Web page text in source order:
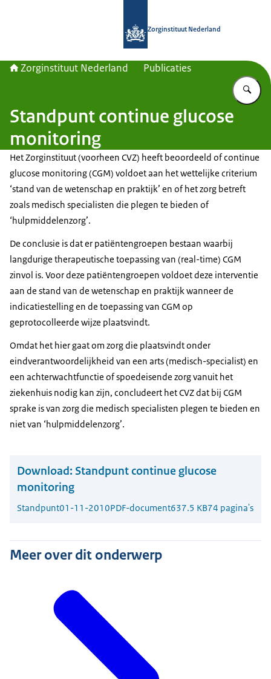
Zorginstituut Nederland
Zorginstituut Nederland Publicaties
Standpunt continue glucose
monitoring
Het Zorginstituut (voorheen CVZ) heeft beoordeeld of continue
glucose monitoring (CGM) voldoet aan het wettelijke criterium
‘stand van de wetenschap en praktijk’ en of het zorg betreft
zoals medisch specialisten die plegen te bieden of
‘hulpmiddelenzorg’.
De conclusie is dat er patiëntengroepen bestaan waarbij
langdurige therapeutische toepassing van (real-time) CGM
zinvol is. Voor deze patiëntengroepen voldoet deze interventie
aan de stand van de wetenschap en praktijk wanneer de
indicatiestelling en de toepassing van CGM op
geprotocolleerde wijze plaatsvindt.
Omdat het hier gaat om zorg die plaatsvindt onder
eindverantwoordelijkheid van een arts (medisch-specialist) en
een achterwachtfunctie of spoedeisende zorg vanuit het
ziekenhuis nodig kan zijn, concludeert het CVZ dat bij CGM
sprake is van zorg die medisch specialisten plegen te bieden en
niet van ‘hulpmiddelenzorg’.
Download: Standpunt continue glucose
monitoring
Standpunt01-11-2010PDF-document637.5 KB74 pagina's
Meer over dit onderwerp